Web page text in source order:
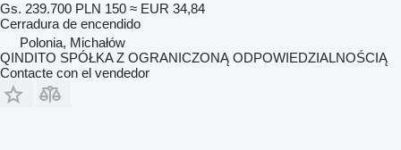
Gs. 239.700 PLN 150 ≈ EUR 34,84
Cerradura de encendido
Polonia, Michałów
QINDITO SPÓŁKA Z OGRANICZONĄ ODPOWIEDZIALNOŚCIĄ
Contacte con el vendedor